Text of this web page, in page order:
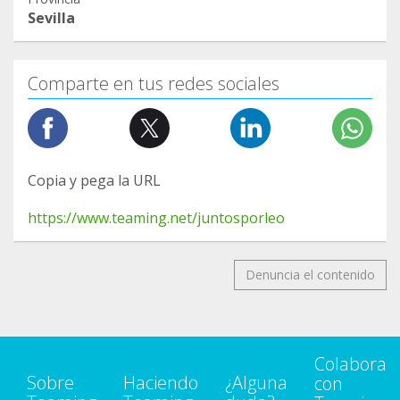
tiempo y las terracitas y con ellas la
improvisación…. Siempre es de agradecer una
Hasta aquí de momento, es todo… pronto vendrán
más buenas noticias… Asique, estad atentos!!!
#podemoscontodo #juntosporleo #avanzamos
Sevilla
Comparte en tus redes sociales
Copia y pega la URL
https://www.teaming.net/juntosporleo
Denuncia el contenido
Sobre
Haciendo
¿Alguna
Colabora
con